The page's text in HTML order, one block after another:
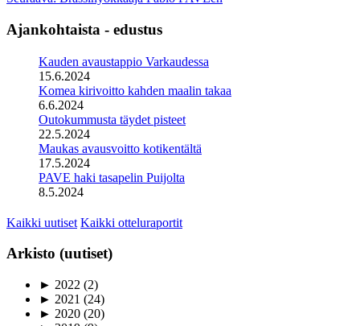
Ajankohtaista - edustus
Kauden avaustappio Varkaudessa
15.6.2024
Komea kirivoitto kahden maalin takaa
6.6.2024
Outokummusta täydet pisteet
22.5.2024
Maukas avausvoitto kotikentältä
17.5.2024
PAVE haki tasapelin Puijolta
8.5.2024
Kaikki uutiset Kaikki otteluraportit
Arkisto (uutiset)
► 2022 (2)
► 2021 (24)
► 2020 (20)